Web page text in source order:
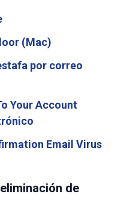
(Mac)
por correo
Your Account
Email Virus
de